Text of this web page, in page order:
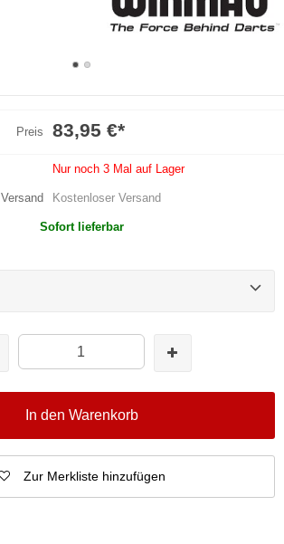
Preis 83,95 €*
Nur noch 3 Mal auf Lager
Versand Kostenloser Versand
Sofort lieferbar
In den Warenkorb
Zur Merkliste hinzufügen